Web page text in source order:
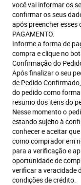
você vai informar os
confirmar os seus
após preencher esses
PAGAMENTO.
Informe a forma de
compra e clique no
Confirmação do
Após finalizar o seu
de Pedido
do pedido como
resumo dos itens do
Nesse momento o
estando sujeito à
conhecer e aceitar
como comprador em
para a verificação e
oportunidade de
verificar a veracidade
condições de crédito.